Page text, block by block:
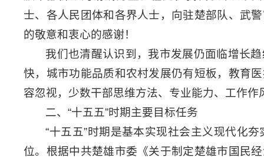
士、各人民团体和各界人士，向驻楚部队、武
的敬意和衷心的感谢！
我们也清醒认识到，我市发展仍面临增长
快，城市功能品质和农村发展仍有短板，教育
容忽视，少数干部思维方法、专业能力、工作
二、“十五五”时期主要目标任务
“十五五”时期是基本实现社会主义现代化
位。根据中共楚雄市委《关于制定楚雄市国民